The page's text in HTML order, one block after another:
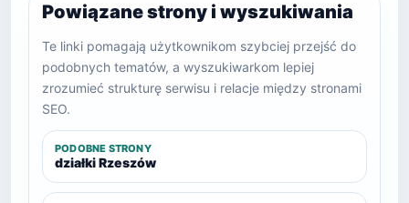
Powiązane strony i wyszukiwania
Te linki pomagają użytkownikom szybciej przejść do
podobnych tematów, a wyszukiwarkom lepiej
zrozumieć strukturę serwisu i relacje między stronami
SEO.
PODOBNE STRONY
działki Rzeszów